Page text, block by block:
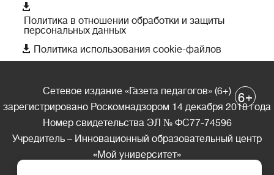

Политика в отношении обработки и защиты
персональных данных
 Политика использования cookie-файлов
Сетевое издание «Газета педагогов» (6+)
зарегистрировано Роскомнадзором 14 декабря 2018 года
Номер свидетельства ЭЛ № ФС77-74596
Учредитель – Инновационный образовательный центр
«Мой университет»
6+